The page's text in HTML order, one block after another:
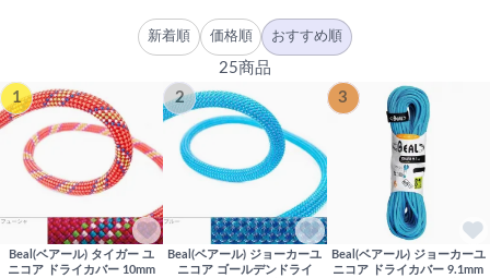
新着順 価格順 おすすめ順
25商品
1
Beal(ベアール) タイガー ユ
ニコア ドライカバー 10mm
2
Beal(ベアール) ジョーカーユ
ニコア ゴールデンドライ
3
Beal(ベアール) ジョーカーユ
ニコア ドライカバー 9.1mm